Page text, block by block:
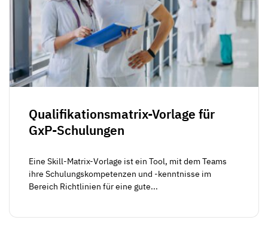
Qualifikationsmatrix-Vorlage für
GxP-Schulungen
Eine Skill-Matrix-Vorlage ist ein Tool, mit dem Teams
ihre Schulungskompetenzen und -kenntnisse im
Bereich Richtlinien für eine gute...